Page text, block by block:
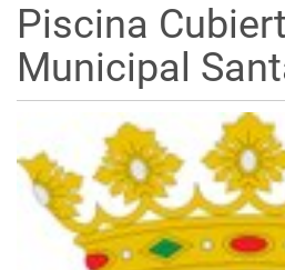
Piscina
Municipal